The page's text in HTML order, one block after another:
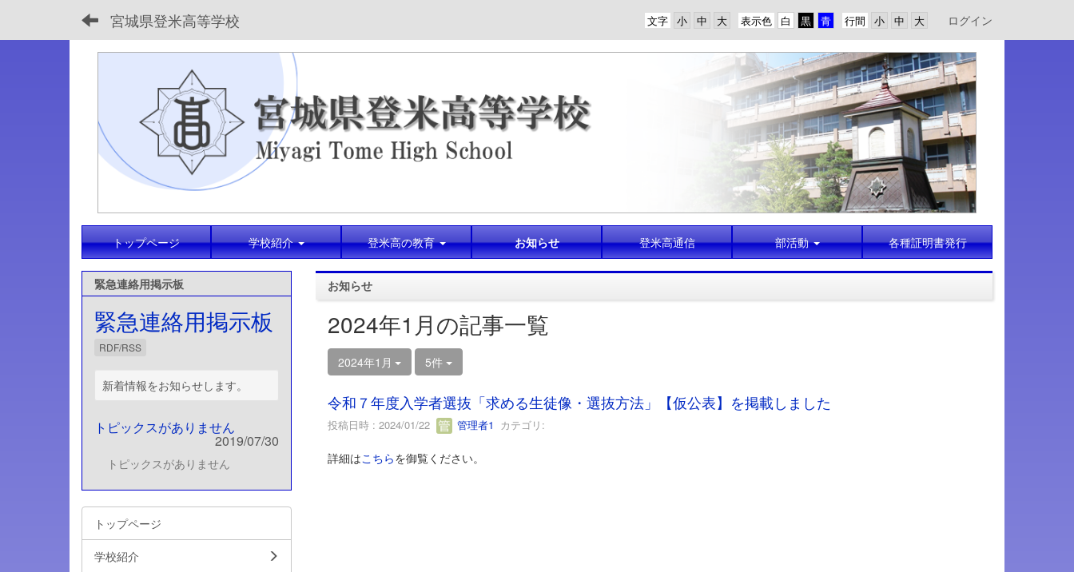
宮城県登米高等学校 行間
表示色
文字 ログイン
トップページ 学校紹介 登米高の教育 お知らせ 登米高通信 部活動 各種証明書発行
お知らせ
2024年1月の記事一覧
2024年1月 5件
令和７年度入学者選抜「求める生徒像・選抜方法」【仮公表】を掲載しました
投稿日時 : 2024/01/22 管理者1 カテゴリ:
詳細はこちらを御覧ください。
緊急連絡用掲示板
緊急連絡用掲示板
RDF/RSS
新着情報をお知らせします。
トピックスがありません
2019/07/30
トピックスがありません
トップページ
学校紹介